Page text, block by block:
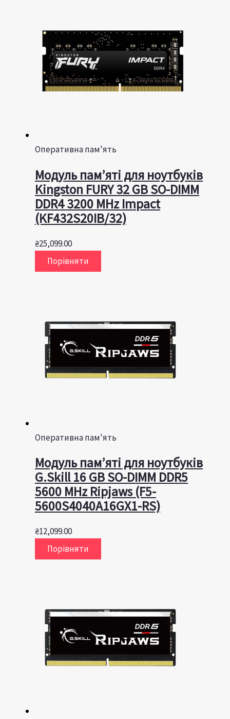
Оперативна пам'ять
Модуль пам’яті для ноутбуків
Kingston FURY 32 GB SO-DIMM
DDR4 3200 MHz Impact
(KF432S20IB/32)
₴25,099.00
Порівняти
Оперативна пам'ять
Модуль пам’яті для ноутбуків
G.Skill 16 GB SO-DIMM DDR5
5600 MHz Ripjaws (F5-
5600S4040A16GX1-RS)
₴12,099.00
Порівняти